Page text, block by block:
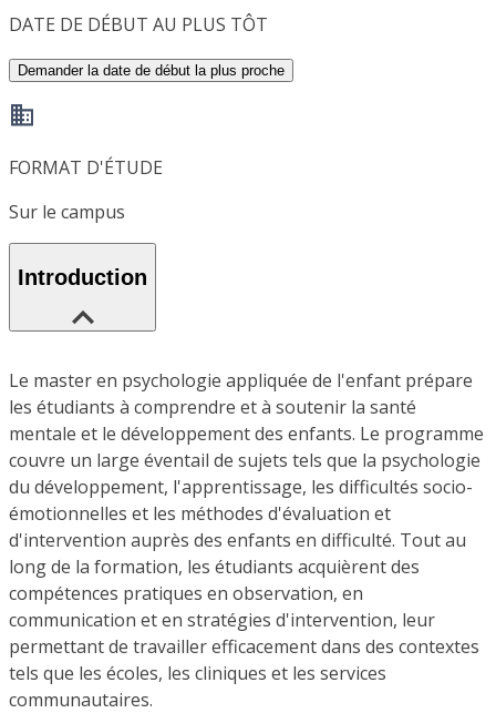
DATE DE DÉBUT AU PLUS TÔT
Demander la date de début la plus proche
FORMAT D'ÉTUDE
Sur le campus
Introduction
Le master en psychologie appliquée de l'enfant prépare
les étudiants à comprendre et à soutenir la santé
mentale et le développement des enfants. Le programme
couvre un large éventail de sujets tels que la psychologie
du développement, l'apprentissage, les difficultés socio-
émotionnelles et les méthodes d'évaluation et
d'intervention auprès des enfants en difficulté. Tout au
long de la formation, les étudiants acquièrent des
compétences pratiques en observation, en
communication et en stratégies d'intervention, leur
permettant de travailler efficacement dans des contextes
tels que les écoles, les cliniques et les services
communautaires.